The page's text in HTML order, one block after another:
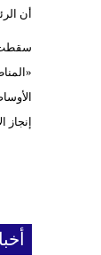
أن
سقطت
إنجاز